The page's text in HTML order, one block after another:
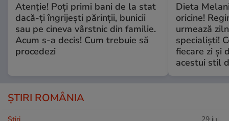
Atenție! Poți primi bani de la stat
dacă-ți îngrijești părinții, bunicii
sau pe cineva vârstnic din familie.
Acum s-a decis! Cum trebuie să
procedezi
Dieta
oricine!
urmează
specialiști!
fiecare zi și
acestui stil
ȘTIRI ROMÂNIA